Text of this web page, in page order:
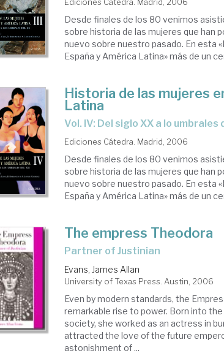
Desde finales de los 80 venimos
sobre historia de las mujeres que han
nuevo sobre nuestro pasado. En esta
España y América Latina» más de un
Historia de las mujeres
Latina
Vol. IV: Del siglo XX a lo umbrales
Ediciones Cátedra. Madrid, 2006
Desde finales de los 80 venimos
sobre historia de las mujeres que han
nuevo sobre nuestro pasado. En esta
España y América Latina» más de un
The empress Theodora
partner of Justinian
Evans, James Allan
University of Texas Press. Austin, 2006
Even by modern standards, the
remarkable rise to power. Born into
society, she worked as an actress in
attracted the love of the future
astonishment of ...